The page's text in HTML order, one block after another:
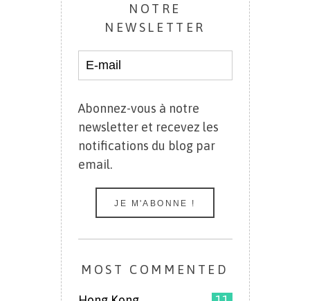
NOTRE
NEWSLETTER
Abonnez-vous à notre
newsletter et recevez les
notifications du blog par
email.
MOST COMMENTED